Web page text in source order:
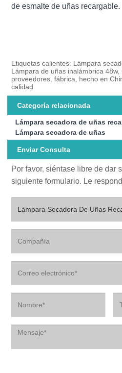
de esmalte de uñas recargable.
Etiquetas calientes: Lámpara
Lámpara de uñas inalámbrica 48w,
proveedores, fábrica, hecho en
calidad
Categoría relacionada
Lámpara secadora de uñas
Lámpara secadora de uñas
Enviar Consulta
Por favor, siéntase libre de dar
siguiente formulario. Le